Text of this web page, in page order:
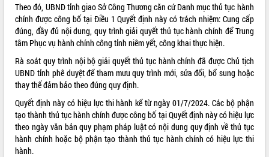
VIDEO
Không có file video nào để phát.
ALBUM ẢNH
Theo đó, UBND tỉnh giao Sở Công Thương căn cứ Danh mục thủ tục hành
chính được công bố tại Điều 1 Quyết định này có trách nhiệm: Cung cấp
đúng, đầy đủ nội dung, quy trình giải quyết thủ tục hành chính để Trung
tâm Phục vụ hành chính công tỉnh niêm yết, công khai thực hiện.
Rà soát quy trình nội bộ giải quyết thủ tục hành chính đã được Chủ tịch
UBND tỉnh phê duyệt để tham mưu quy trình mới, sửa đổi, bổ sung hoặc
thay thế đảm bảo theo đúng quy định.
Quyết định này có hiệu lực thi hành kể từ ngày 01/7/2024. Các bộ phận
tạo thành thủ tục hành chính được công bố tại Quyết định này có hiệu lực
theo ngày văn bản quy phạm pháp luật có nội dung quy định về thủ tục
hành chính hoặc bộ phận tạo thành thủ tục hành chính có hiệu lực thi
hành.